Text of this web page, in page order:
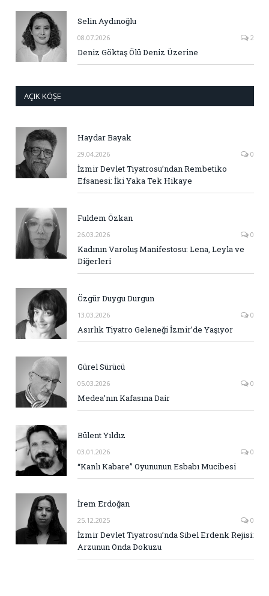
Selin Aydınoğlu
08.07.2026 2
Deniz Göktaş Ölü Deniz Üzerine
AÇIK KÖŞE
Haydar Bayak
29.04.2026 0
İzmir Devlet Tiyatrosu’ndan Rembetiko
Efsanesi: İki Yaka Tek Hikaye
Fuldem Özkan
26.03.2026 0
Kadının Varoluş Manifestosu: Lena, Leyla ve
Diğerleri
Özgür Duygu Durgun
13.03.2026 0
Asırlık Tiyatro Geleneği İzmir’de Yaşıyor
Gürel Sürücü
05.03.2026 0
Medea’nın Kafasına Dair
Bülent Yıldız
03.01.2026 0
“Kanlı Kabare” Oyununun Esbabı Mucibesi
İrem Erdoğan
25.12.2025 0
İzmir Devlet Tiyatrosu’nda Sibel Erdenk Rejisi:
Arzunun Onda Dokuzu